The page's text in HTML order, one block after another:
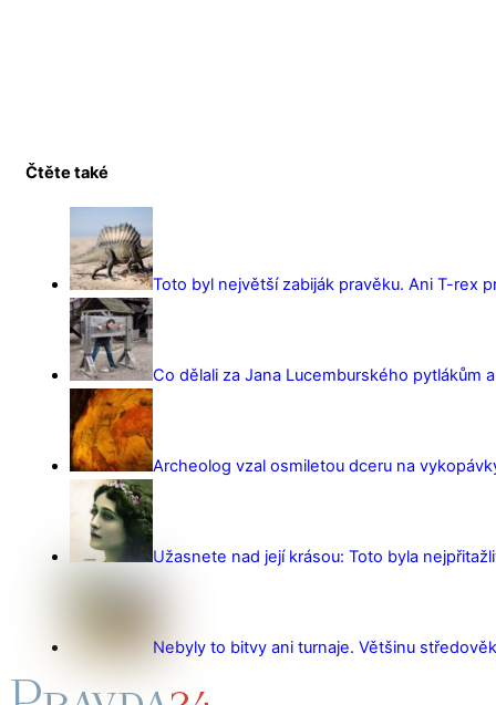
Čtěte také
Toto byl největší zabiják pravěku. Ani T-rex
Co dělali za Jana Lucemburského pytlákům
Archeolog vzal osmiletou dceru na
Užasnete nad její krásou: Toto byla
Nebyly to bitvy ani turnaje. Většinu